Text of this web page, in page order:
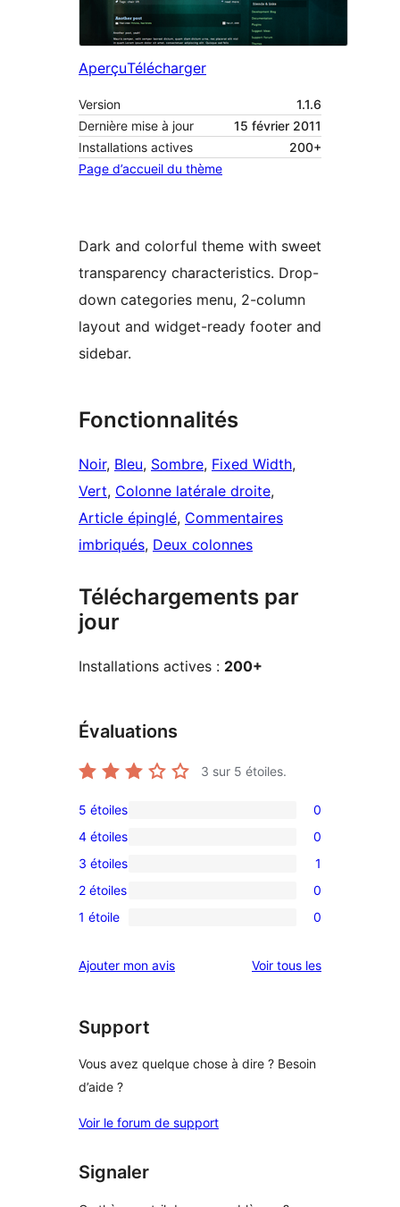
AperçuTélécharger
Version
1.1.6
Dernière mise à jour
15 février 2011
Installations actives
200+
Page d’accueil du thème
Dark and colorful theme with sweet
transparency characteristics. Drop-
down categories menu, 2-column
layout and widget-ready footer and
sidebar.
Fonctionnalités
Noir, Bleu, Sombre, Fixed Width
Vert, Colonne latérale droite
Article épinglé, Commentaires
imbriqués, Deux colonnes
Téléchargements par
jour
Installations actives : 200+
Évaluations
3 sur 5 étoiles.
0
avis
à
5
étoile
5 étoiles 0
0
avis
à
4
4 étoiles 0
1
avis
à
étoile
3 étoiles 1
0
avis
2
2 étoiles 0
0
à
étoile
1 étoile 0
Ajouter mon avis Voir tous lesavis
Support
Vous avez quelque chose à dire ? Besoin
d’aide ?
Voir le forum de support
Signaler